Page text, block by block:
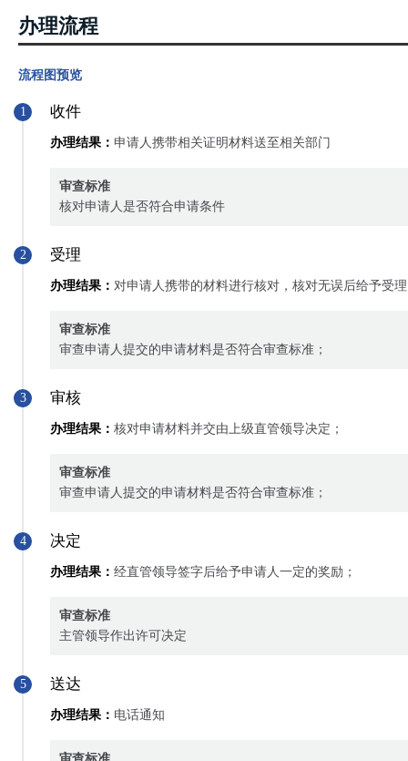
办理流程
流程图预览
1 收件
办理结果： 申请人携带相关证明材料送至相关部门
审查标准
核对申请人是否符合申请条件
2 受理
办理结果： 对申请人携带的材料进行核对，核对无误后给予受理
审查标准
审查申请人提交的申请材料是否符合审查标准；
3 审核
办理结果： 核对申请材料并交由上级直管领导决定；
审查标准
审查申请人提交的申请材料是否符合审查标准；
4 决定
办理结果： 经直管领导签字后给予申请人一定的奖励；
审查标准
主管领导作出许可决定
5 送达
办理结果： 电话通知